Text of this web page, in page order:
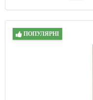
ПОПУЛЯРНІ